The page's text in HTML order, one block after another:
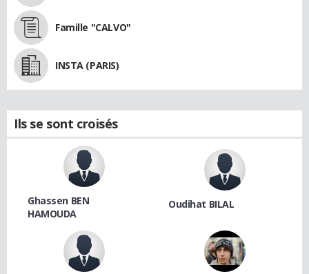
Famille "CALVO"
INSTA (PARIS)
Ils se sont croisés
Ghassen BEN
HAMOUDA
Oudihat BILAL